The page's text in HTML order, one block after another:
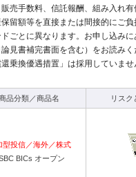
売手数料、信託報酬、組み入れ
留額等を直接または間接的にご
ごとに異なります。お申し込み
見書補完書面を含む）をお読みく
乗換優遇措置」は採用していませ
品分類／商品名 リスク
型投信／海外／株式
BICs オープン